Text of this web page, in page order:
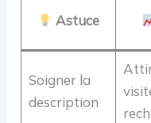
Astuce
Soigner la
description